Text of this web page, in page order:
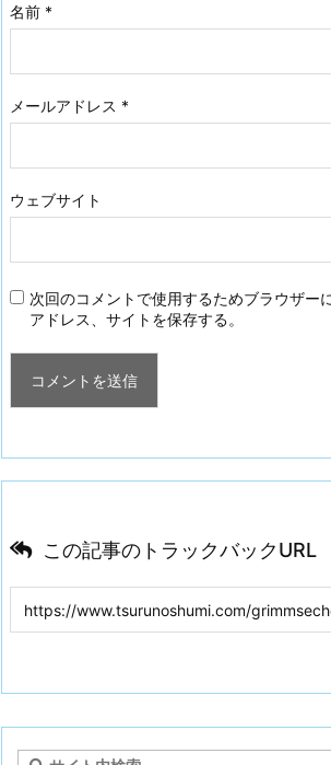
名前 *
メールアドレス *
ウェブサイト
次回のコメントで使用するためブラウザー
アドレス、サイトを保存する。
この記事のトラックバックURL